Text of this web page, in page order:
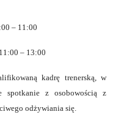
– 11:00
– 13:00
kadrę trenerską, w
spotkanie z osobowością z
odżywiania się.